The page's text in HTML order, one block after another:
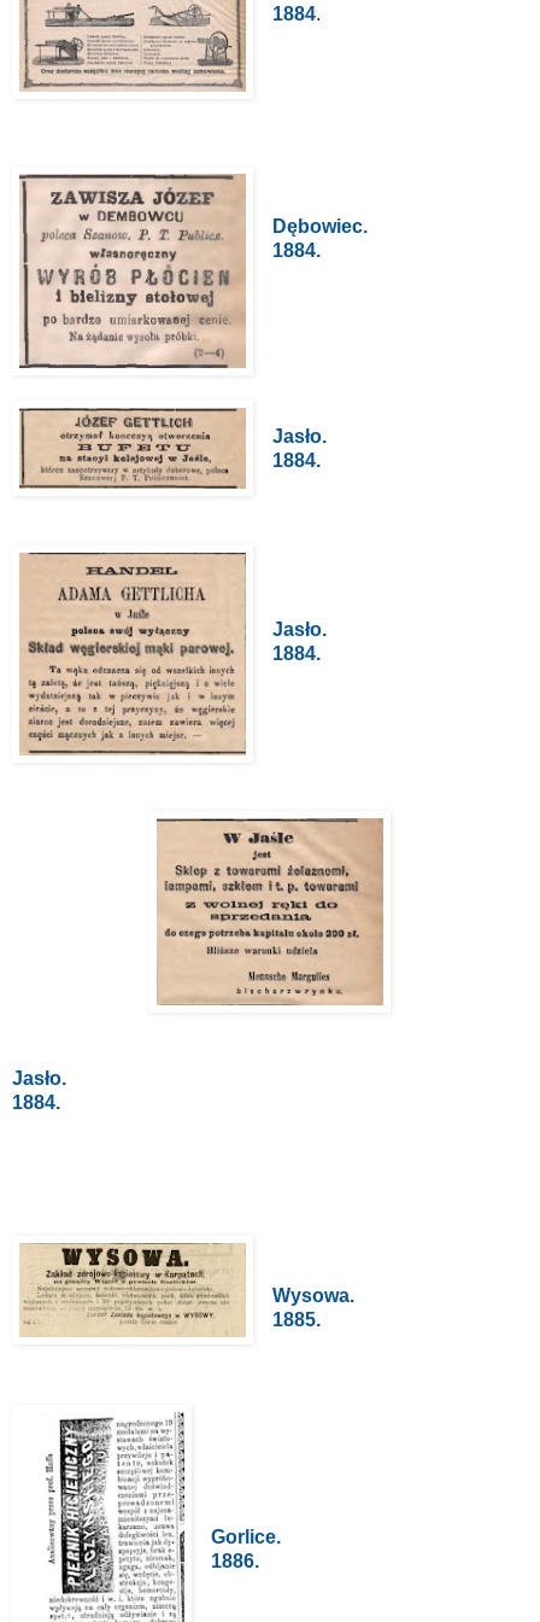
1884.
Dębowiec.
1884.
Jasło.
1884.
Jasło.
1884.
Jasło.
1884.
Wysowa.
1885.
Gorlice.
1886.